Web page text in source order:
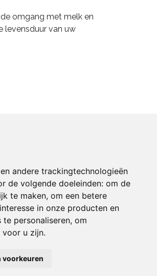
andere trackingtechnologieën
de volgende doeleinden: om de
te maken, om een betere
in onze producten en
personaliseren, om
voor u zijn.
voorkeuren
omgang met melk en
levensduur van uw